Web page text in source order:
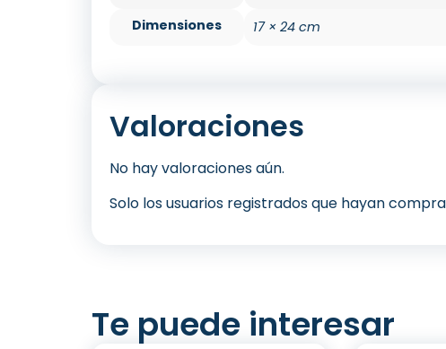
Dimensiones
17 × 24 cm
Valoraciones
No hay valoraciones aún.
Solo los usuarios registrados que hayan
Te puede interesar